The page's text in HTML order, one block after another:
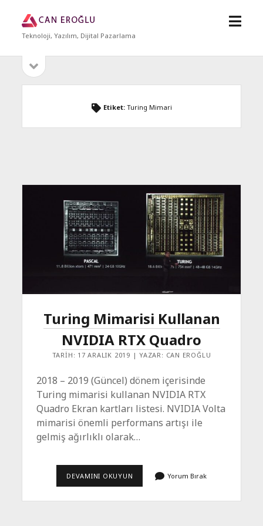
Can
Eroğlu
Teknoloji, Yazılım, Dijital Pazarlama
Sidebarmenüyü
Etiket: Turing Mimari
Turing Mimarisi Kullanan
NVIDIA RTX Quadro
TARIH: 17 ARALIK 2019 | YAZAR: CAN EROĞLU
2018 – 2019 (Güncel) dönem içerisinde
Turing mimarisi kullanan NVIDIA RTX
Quadro Ekran kartları listesi. NVIDIA Volta
mimarisi önemli performans artışı ile
gelmiş ağırlıklı olarak…
DEVAMINI OKUYUN TURING
NVIDIA
Yorum Bırak